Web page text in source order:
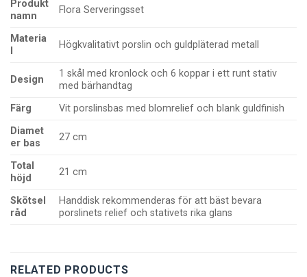
Produkt
namn
Flora Serveringsset
Materia
Högkvalitativt porslin och guldpläterad metall
Design
1 skål med kronlock och 6 koppar i ett runt stativ
med bärhandtag
Färg
Vit porslinsbas med blomrelief och blank guldfinish
Diamet
er bas
27 cm
Total
höjd
21 cm
Skötsel
råd
Handdisk rekommenderas för att bäst bevara
porslinets relief och stativets rika glans
RELATED PRODUCTS